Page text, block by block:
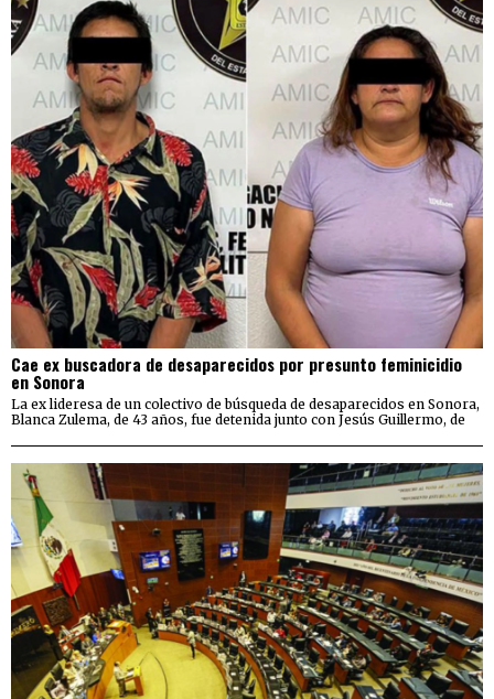
Cae ex buscadora de desaparecidos por presunto feminicidio
en Sonora
La ex lideresa de un colectivo de búsqueda de desaparecidos en Sonora,
Blanca Zulema, de 43 años, fue detenida junto con Jesús Guillermo, de